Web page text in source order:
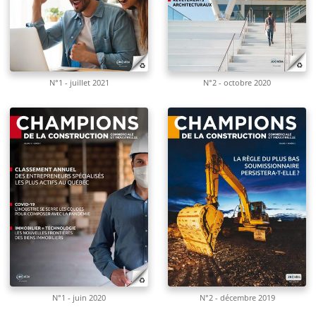
N°1 - juillet 2021 N°2 - octobre 2020
N°1 - juin 2020 N°2 - décembre 2019